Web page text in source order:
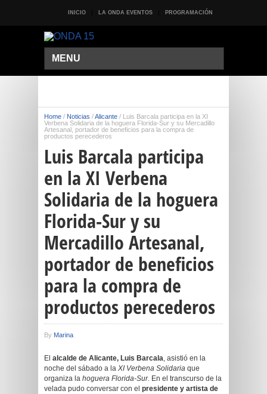
INICIO LA ONDA EVENTOS PROGRAMACIÓN
MENU
Home / Noticias /Alicante / Luis Barcala participa en la XI
Verbena Solidaria de la hoguera Florida-Sur y su Mercadillo
Artesanal, portador de beneficios para la compra de
productos perecederos
Luis Barcala participa
en la XI Verbena
Solidaria de la hoguera
Florida-Sur y su
Mercadillo Artesanal,
portador de beneficios
para la compra de
productos perecederos
By Marina
El alcalde de Alicante, Luis Barcala, asistió en la
noche del sábado a la XI Verbena Solidaria que
organiza la hoguera Florida-Sur. En el transcurso de la
velada pudo conversar con el presidente y artista de